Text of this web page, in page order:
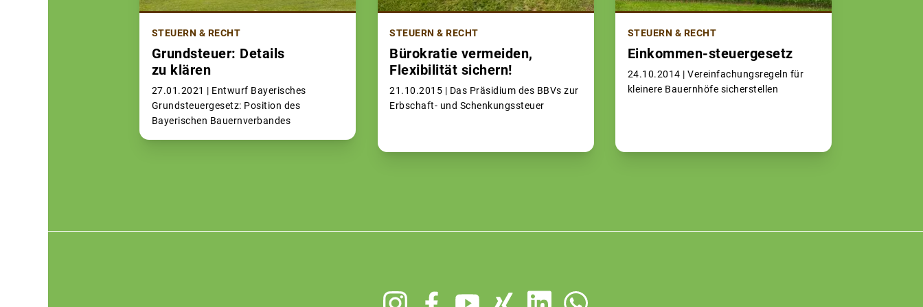
STEUERN & RECHT
Grundsteuer: Details
zu klären
27.01.2021 | Entwurf Bayerisches
Grundsteuergesetz: Position des
Bayerischen Bauernverbandes
STEUERN & RECHT
Bürokratie vermeiden,
Flexibilität sichern!
21.10.2015 | Das Präsidium des BBVs zur
Erbschaft- und Schenkungssteuer
STEUERN & RECHT
Einkommen-steuergesetz
24.10.2014 | Vereinfachungsregeln für
kleinere Bauernhöfe sicherstellen